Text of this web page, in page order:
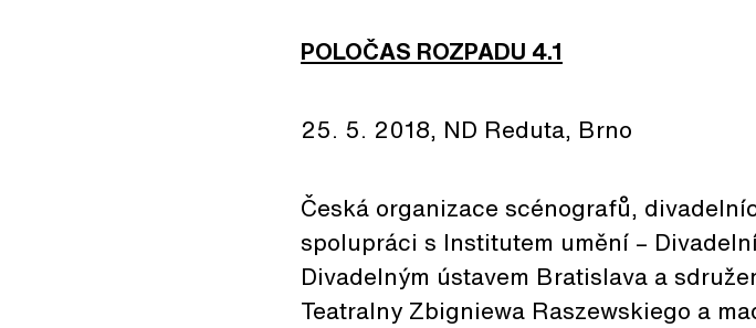
POLOČAS ROZPADU 4.1
25. 5. 2018, ND Reduta, Brno
Česká organizace scénografů,
spolupráci s Institutem umění –
Divadelným ústavem Bratislava a
Teatralny Zbigniewa Raszewskiego a